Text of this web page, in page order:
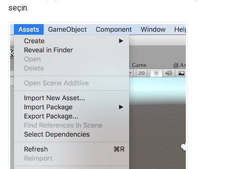
seçin.